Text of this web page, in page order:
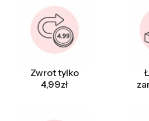
Zwrot tylko
4,99zł